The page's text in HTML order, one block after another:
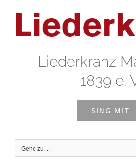
springen
Liederkranz
1839 e.
SING MIT
Gehe zu ...